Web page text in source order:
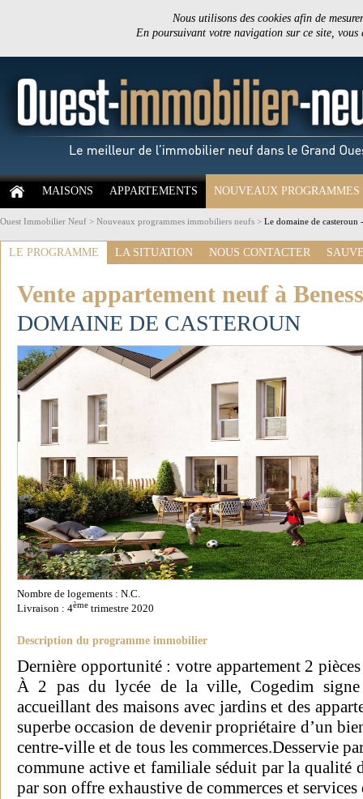
Nous utilisons des cookies afin de
En poursuivant votre navigation sur ce site,
MAISONS APPARTEMENTS NOUVEAUX PROGRAMMES
Ouest Immobilier Neuf > Nouveaux programmes immobiliers neufs > Le domaine de casteroun
LE PROGRAMME LA SITUATION NOUS CONTACTER
Vente appartement neuf à
DOMAINE DE CASTEROUN
Nombre de logements : N.C.
Livraison : 4ème trimestre 2020
Description du programme immobilier
Dernière opportunité : votre appartement 2
À 2 pas du lycée de la ville, Cogedim signe
accueillant des maisons avec jardins et des
superbe occasion de devenir propriétaire d’un
centre-ville et de tous les commerces.Desservie
commune active et familiale séduit par la qualité
par son offre exhaustive de commerces et